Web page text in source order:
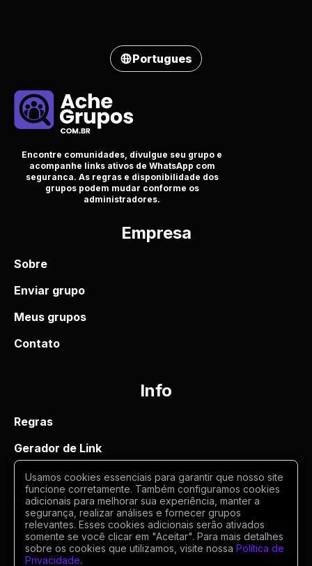
Portugues
Encontre comunidades, divulgue seu grupo e
acompanhe links ativos de WhatsApp com
seguranca. As regras e disponibilidade dos
grupos podem mudar conforme os
administradores.
Empresa
Sobre
Enviar grupo
Meus grupos
Contato
Info
Regras
Gerador de Link
Termos de uso
Politica de privacidade
Usamos cookies essenciais para garantir que nosso site
funcione corretamente. Também configuramos cookies
adicionais para melhorar sua experiência, manter a
segurança, realizar análises e fornecer grupos
relevantes. Esses cookies adicionais serão ativados
somente se você clicar em "Aceitar". Para mais detalhes
sobre os cookies que utilizamos, visite nossa Política de
Privacidade.